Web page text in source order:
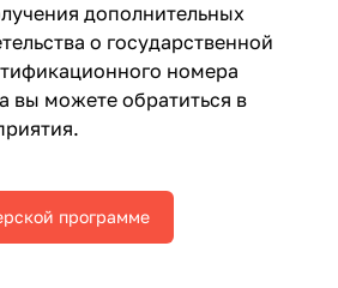
дополнительных
о государственной
номера
вы можете обратиться в
программе